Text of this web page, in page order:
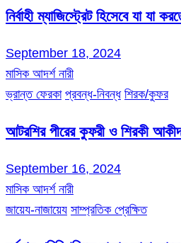
নির্বাহী ম্যাজিস্ট্রেট হিসেবে যা যা
September 18, 2024
মাসিক আদর্শ নারী
ভ্রান্ত ফেরকা প্রবন্ধ-নিবন্ধ শিরক/কুফর
আটরশির পীরের কুফরী ও শিরকী
September 16, 2024
মাসিক আদর্শ নারী
জায়েয-নাজায়েয সাম্প্রতিক প্রেক্ষিত